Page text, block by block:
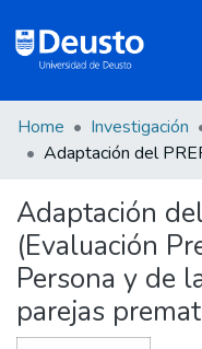
DeustoTeka
Communities
&
Collections
All of DSpace
Home Investigación
Adaptación
(Evaluación
Persona y de
parejas